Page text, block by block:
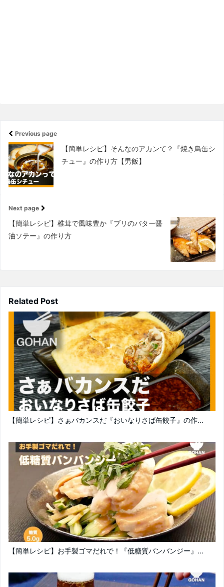
Previous page
【簡単レシピ】そんなのアカンて？『焼き鳥缶シ
チュー』の作り方【男飯】
Next page
【簡単レシピ】椎茸で風味豊か『ブリのバター醤
油ソテー』の作り方
Related Post
【簡単レシピ】さぁバカンスだ『おいなりさば缶餃子』の作...
【簡単レシピ】お手製ゴマだれで！『低糖質バンバンジー』...